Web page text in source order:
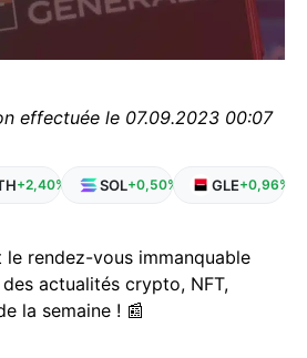
effectuée le 07.09.2023 00:07
+2,40% SOL+0,50% GLE+0,96%
le rendez-vous immanquable
actualités crypto, NFT,
la semaine ! 📰